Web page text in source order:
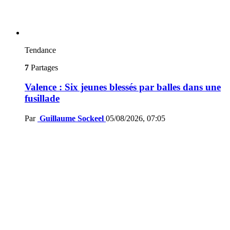
Tendance
7 Partages
Valence : Six jeunes blessés par balles dans une
fusillade
Par Guillaume Sockeel 05/08/2026, 07:05